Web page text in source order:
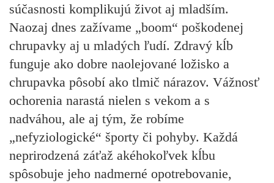
súčasnosti komplikujú život aj mladším.
Naozaj dnes zažívame „boom“ poškodenej
chrupavky aj u mladých ľudí. Zdravý kĺb
funguje ako dobre naolejované ložisko a
chrupavka pôsobí ako tlmič nárazov. Vážnosť
ochorenia narastá nielen s vekom a s
nadváhou, ale aj tým, že robíme
„nefyziologické“ športy či pohyby. Každá
neprirodzená záťaž akéhokoľvek kĺbu
spôsobuje jeho nadmerné opotrebovanie,